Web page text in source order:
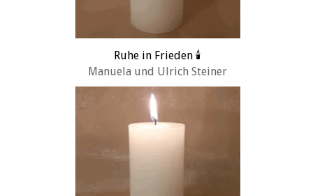
Ruhe in Frieden 🕯️
Manuela und Ulrich Steiner